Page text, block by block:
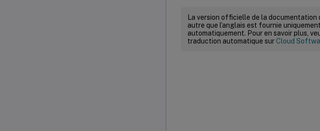
La version officielle de la documentation
autre que l’anglais est fournie
automatiquement. Pour en savoir plus,
traduction automatique surCloud